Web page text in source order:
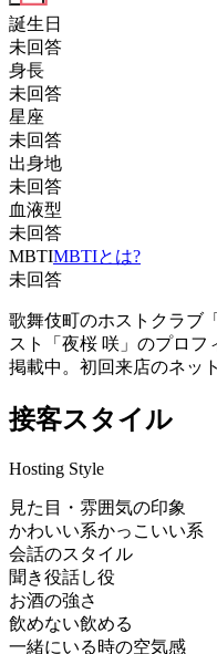
誕生日
未回答
身長
未回答
星座
未回答
出身地
未回答
血液型
未回答
MBTIMBTIとは?
未回答
歌舞伎町のホストクラブ
スト「夜桜 咲」のプロフ
掲載中。初回来店のネッ
接客スタイル
Hosting Style
見た目・雰囲気の印象
かわいい系かっこいい系
会話のスタイル
聞き役話し役
お酒の強さ
飲めない飲める
一緒にいる時の空気感